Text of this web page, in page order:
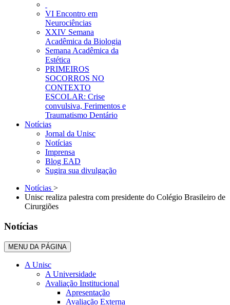
VI Encontro em
Neurociências
XXIV Semana
Acadêmica da Biologia
Semana Acadêmica da
Estética
PRIMEIROS
SOCORROS NO
CONTEXTO
ESCOLAR: Crise
convulsiva, Ferimentos e
Traumatismo Dentário
Notícias
Jornal da Unisc
Notícias
Imprensa
Blog EAD
Sugira sua divulgação
Notícias >
Unisc realiza palestra com presidente do Colégio Brasileiro de
Cirurgiões
Notícias
MENU DA PÁGINA
A Unisc
A Universidade
Avaliação Institucional
Apresentação
Avaliação Externa